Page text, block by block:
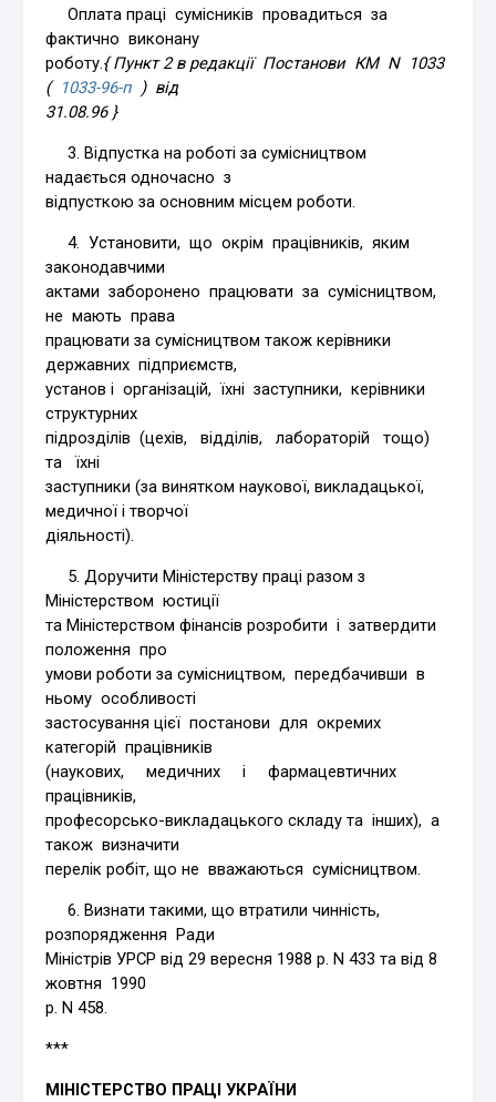
Оплата праці сумісників провадиться за
фактично виконану
роботу.{ Пункт 2 в редакції Постанови КМ N 1033
( 1033-96-п) від
31.08.96 }
3. Відпустка на роботі за сумісництвом
надається одночасно з
відпусткою за основним місцем роботи.
4. Установити, що окрім працівників, яким
законодавчими
актами заборонено працювати за сумісництвом,
не мають права
працювати за сумісництвом також керівники
державних підприємств,
установ і організацій, їхні заступники, керівники
структурних
підрозділів (цехів, відділів, лабораторій тощо)
та їхні
заступники (за винятком наукової, викладацької,
медичної і творчої
діяльності).
5. Доручити Міністерству праці разом з
Міністерством юстиції
та Міністерством фінансів розробити і затвердити
положення про
умови роботи за сумісництвом, передбачивши в
ньому особливості
застосування цієї постанови для окремих
категорій працівників
(наукових, медичних і фармацевтичних
працівників,
професорсько-викладацького складу та інших), а
також визначити
перелік робіт, що не вважаються сумісництвом.
6. Визнати такими, що втратили чинність,
розпорядження Ради
Міністрів УРСР від 29 вересня 1988 р. N 433 та від 8
жовтня 1990
р. N 458.
***
МІНІСТЕРСТВО ПРАЦІ УКРАЇНИ